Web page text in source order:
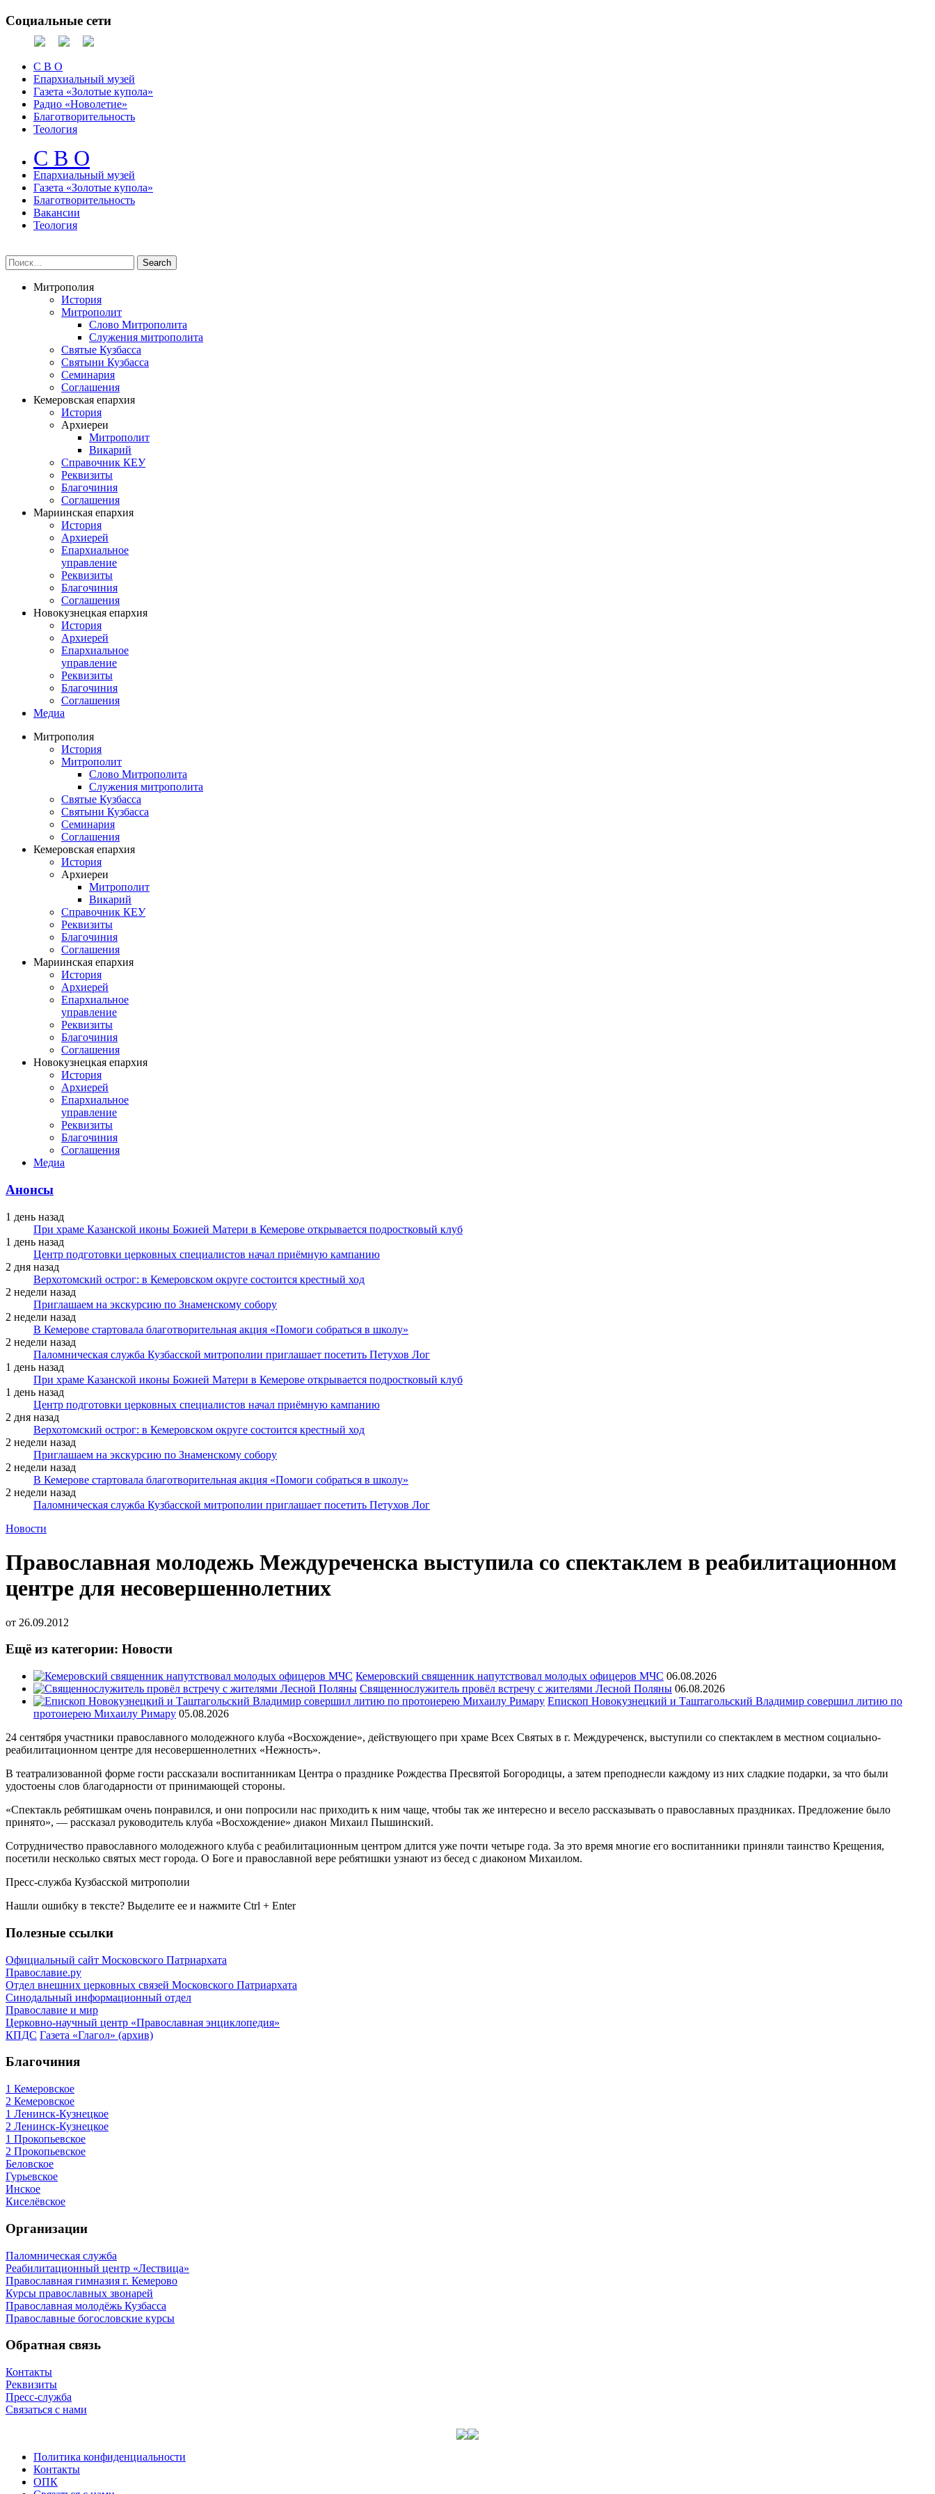
Социальные сети
С В О
Епархиальный музей
Газета «Золотые купола»
Радио «Новолетие»
Благотворительность
Теология
С В О
Епархиальный музeй
Газета «Золотые купола»
Благотворительность
Вакансии
Теология
Митрополия
История
Митрополит
Слово Митрополита
Служения митрополита
Святые Кузбасса
Святыни Кузбасса
Семинария
Соглашения
Кемеровская епархия
История
Архиереи
Митрополит
Викарий
Справочник КЕУ
Реквизиты
Благочиния
Соглашения
Мариинская епархия
История
Архиерей
Епархиальное
управление
Реквизиты
Благочиния
Соглашения
Новокузнецкая епархия
История
Архиерей
Епархиальное
управление
Реквизиты
Благочиния
Соглашения
Медиа
Митрополия
История
Митрополит
Слово Митрополита
Служения митрополита
Святые Кузбасса
Святыни Кузбасса
Семинария
Соглашения
Кемеровская епархия
История
Архиереи
Митрополит
Викарий
Справочник КЕУ
Реквизиты
Благочиния
Соглашения
Мариинская епархия
История
Архиерей
Епархиальное
управление
Реквизиты
Благочиния
Соглашения
Новокузнецкая епархия
История
Архиерей
Епархиальное
управление
Реквизиты
Благочиния
Соглашения
Медиа
Анонсы
1 день назад
При храме Казанской иконы Божией Матери в Кемерове открывается подростковый клуб
1 день назад
Центр подготовки церковных специалистов начал приёмную кампанию
2 дня назад
Верхотомский острог: в Кемеровском округе состоится крестный ход
2 недели назад
Приглашаем на экскурсию по Знаменскому собору
2 недели назад
В Кемерове стартовала благотворительная акция «Помоги собраться в школу»
2 недели назад
Паломническая служба Кузбасской митрополии приглашает посетить Петухов Лог
1 день назад
При храме Казанской иконы Божией Матери в Кемерове открывается подростковый клуб
1 день назад
Центр подготовки церковных специалистов начал приёмную кампанию
2 дня назад
Верхотомский острог: в Кемеровском округе состоится крестный ход
2 недели назад
Приглашаем на экскурсию по Знаменскому собору
2 недели назад
В Кемерове стартовала благотворительная акция «Помоги собраться в школу»
2 недели назад
Паломническая служба Кузбасской митрополии приглашает посетить Петухов Лог
Новости
Православная молодежь Междуреченска выступила со спектаклем в реабилитационном
центре для несовершеннолетних
от 26.09.2012
Ещё из категории: Новости
Кемеровский священник напутствовал молодых офицеров МЧС 06.08.2026
Священнослужитель провёл встречу с жителями Лесной Поляны 06.08.2026
Епископ Новокузнецкий и Таштагольский Владимир совершил литию по
протоиерею Михаилу Римару 05.08.2026
24 сентября участники православного молодежного клуба «Восхождение», действующего при храме Всех Святых в г. Междуреченск, выступили со спектаклем в местном социально-
реабилитационном центре для несовершеннолетних «Нежность».
В театрализованной форме гости рассказали воспитанникам Центра о празднике Рождества Пресвятой Богородицы, а затем преподнесли каждому из них сладкие подарки, за что были
удостоены слов благодарности от принимающей стороны.
«Спектакль ребятишкам очень понравился, и они попросили нас приходить к ним чаще, чтобы так же интересно и весело рассказывать о православных праздниках. Предложение было
принято», — рассказал руководитель клуба «Восхождение» диакон Михаил Пышинский.
Сотрудничество православного молодежного клуба с реабилитационным центром длится уже почти четыре года. За это время многие его воспитанники приняли таинство Крещения,
посетили несколько святых мест города. О Боге и православной вере ребятишки узнают из бесед с диаконом Михаилом.
Пресс-служба Кузбасской митрополии
Нашли ошибку в тексте? Выделите ее и нажмите Ctrl + Enter
Полезные ссылки
Официальный сайт Московского Патриархата
Православие.ру
Отдел внешних церковных связей Московского Патриархата
Синодальный информационный отдел
Православие и мир
Церковно-научный центр «Православная энциклопедия»
КПДС Газета «Глагол» (архив)
Благочиния
1 Кемеровское
2 Кемеровское
1 Ленинск-Кузнецкое
2 Ленинск-Кузнецкое
1 Прокопьевское
2 Прокопьевское
Беловское
Гурьевское
Инское
Киселёвское
Организации
Паломническая служба
Реабилитационный центр «Лествица»
Православная гимназия г. Кемерово
Курсы православных звонарей
Православная молодёжь Кузбасса
Православные богословские курсы
Обратная связь
Контакты
Реквизиты
Пресс-служба
Связаться с нами
Политика конфиденциальности
Контакты
ОПК